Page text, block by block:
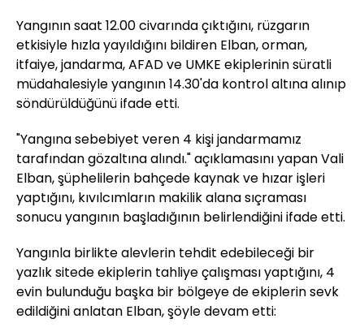
Yangının saat 12.00 civarında çıktığını, rüzgarın
etkisiyle hızla yayıldığını bildiren Elban, orman,
itfaiye, jandarma, AFAD ve UMKE ekiplerinin süratli
müdahalesiyle yangının 14.30'da kontrol altına alınıp
söndürüldüğünü ifade etti.
"Yangına sebebiyet veren 4 kişi jandarmamız
tarafından gözaltına alındı." açıklamasını yapan Vali
Elban, şüphelilerin bahçede kaynak ve hızar işleri
yaptığını, kıvılcımların makilik alana sıçraması
sonucu yangının başladığının belirlendiğini ifade etti.
Yangınla birlikte alevlerin tehdit edebileceği bir
yazlık sitede ekiplerin tahliye çalışması yaptığını, 4
evin bulunduğu başka bir bölgeye de ekiplerin sevk
edildiğini anlatan Elban, şöyle devam etti: